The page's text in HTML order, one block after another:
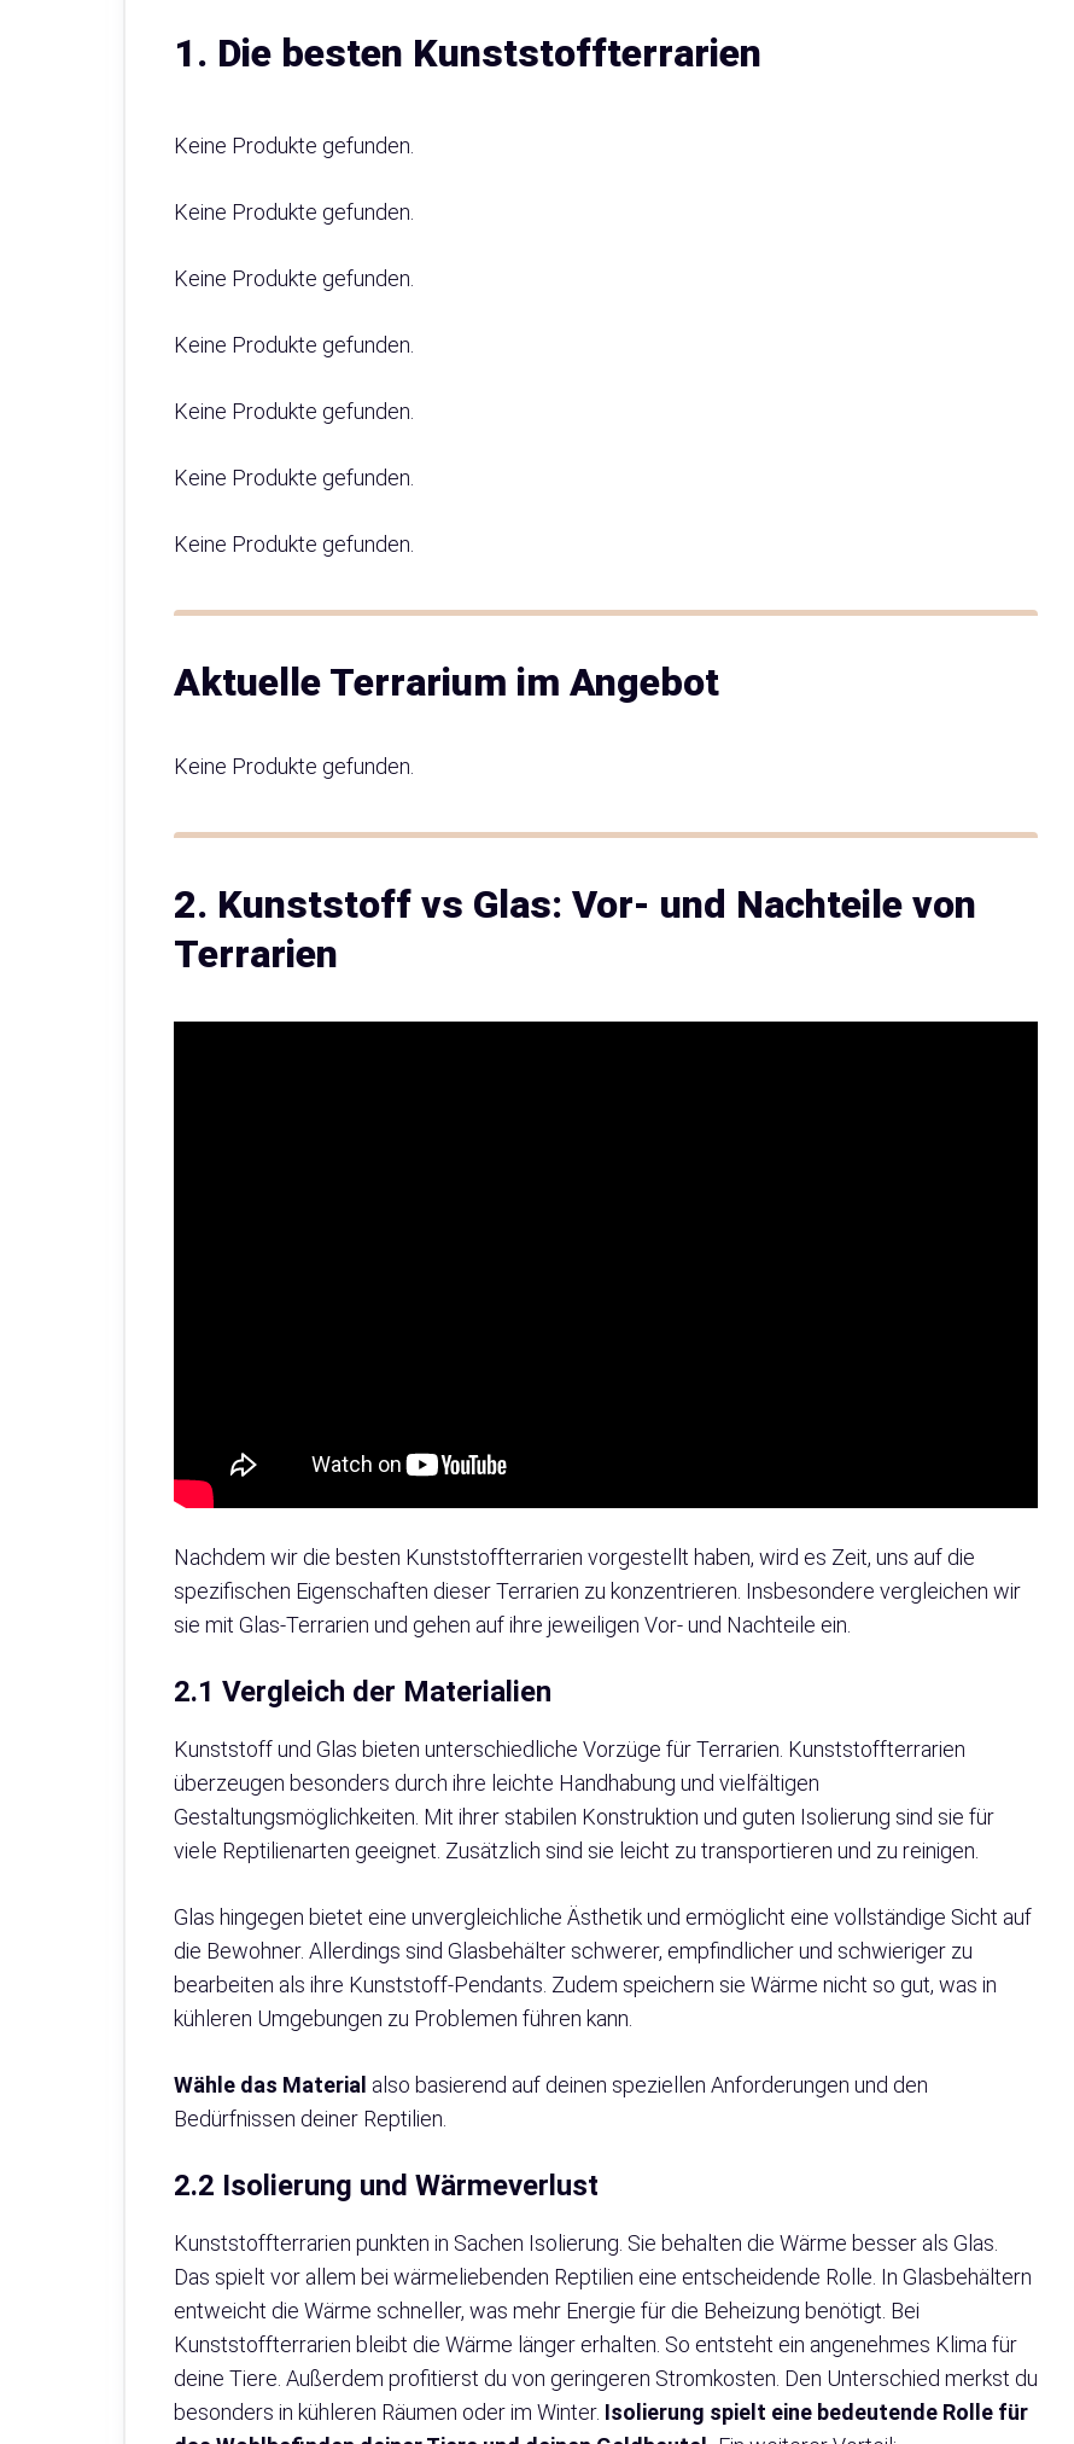
1. Die besten Kunststoffterrarien
Keine Produkte gefunden.
Keine Produkte gefunden.
Keine Produkte gefunden.
Keine Produkte gefunden.
Keine Produkte gefunden.
Keine Produkte gefunden.
Keine Produkte gefunden.
Aktuelle Terrarium im Angebot
Keine Produkte gefunden.
2. Kunststoff vs Glas: Vor- und Nachteile von
Terrarien
Nachdem wir die besten Kunststoffterrarien vorgestellt haben, wird es Zeit, uns auf die
spezifischen Eigenschaften dieser Terrarien zu konzentrieren. Insbesondere vergleichen wir
sie mit Glas-Terrarien und gehen auf ihre jeweiligen Vor- und Nachteile ein.
2.1 Vergleich der Materialien
Kunststoff und Glas bieten unterschiedliche Vorzüge für Terrarien. Kunststoffterrarien
überzeugen besonders durch ihre leichte Handhabung und vielfältigen
Gestaltungsmöglichkeiten. Mit ihrer stabilen Konstruktion und guten Isolierung sind sie für
viele Reptilienarten geeignet. Zusätzlich sind sie leicht zu transportieren und zu reinigen.
Glas hingegen bietet eine unvergleichliche Ästhetik und ermöglicht eine vollständige Sicht auf
die Bewohner. Allerdings sind Glasbehälter schwerer, empfindlicher und schwieriger zu
bearbeiten als ihre Kunststoff-Pendants. Zudem speichern sie Wärme nicht so gut, was in
kühleren Umgebungen zu Problemen führen kann.
Wähle das Material also basierend auf deinen speziellen Anforderungen und den
Bedürfnissen deiner Reptilien.
2.2 Isolierung und Wärmeverlust
Kunststoffterrarien punkten in Sachen Isolierung. Sie behalten die Wärme besser als Glas.
Das spielt vor allem bei wärmeliebenden Reptilien eine entscheidende Rolle. In Glasbehältern
entweicht die Wärme schneller, was mehr Energie für die Beheizung benötigt. Bei
Kunststoffterrarien bleibt die Wärme länger erhalten. So entsteht ein angenehmes Klima für
deine Tiere. Außerdem profitierst du von geringeren Stromkosten. Den Unterschied merkst du
besonders in kühleren Räumen oder im Winter. Isolierung spielt eine bedeutende Rolle für